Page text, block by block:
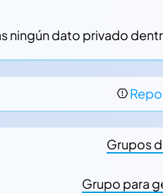
ningún dato privado
Grupos
Grupo para